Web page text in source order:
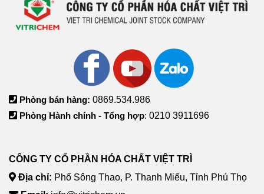
Phòng bán hàng: 0869.534.986
Phòng Hành chính - Tổng hợp: 0210 3911696
CÔNG TY CỔ PHẦN HÓA CHẤT VIỆT TRÌ
Địa chỉ: Phố Sông Thao, P. Thanh Miếu, Tỉnh Phú Thọ